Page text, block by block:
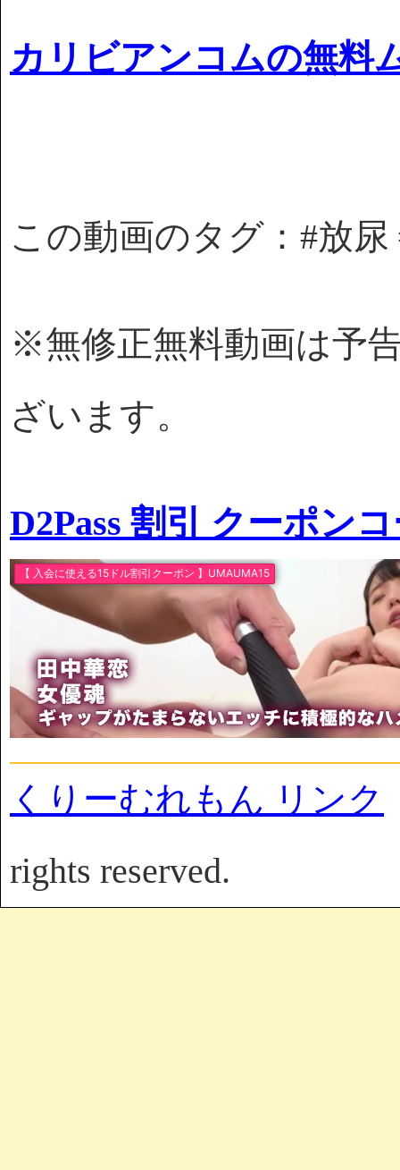
カリビアンコムの無料
この動画のタグ：#放
※無修正無料動画は予
ざいます。
D2Pass 割引 クーポン
くりーむれもん リンク
rights reserved.